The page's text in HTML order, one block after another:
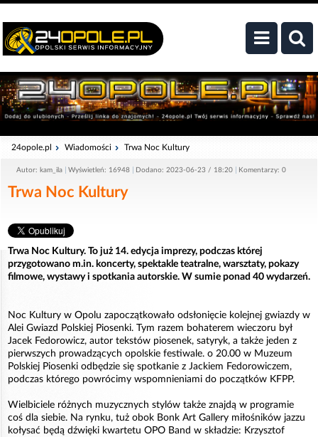
24opole.pl Wiadomości Trwa Noc Kultury
Autor: kam_ila Wyświetleń: 16948 Dodano: 2023-06-23 / 18:20 Komentarzy: 0
Trwa Noc Kultury
Trwa Noc Kultury. To już 14. edycja imprezy, podczas której
przygotowano m.in. koncerty, spektakle teatralne, warsztaty, pokazy
filmowe, wystawy i spotkania autorskie. W sumie ponad 40 wydarzeń.
Noc Kultury w Opolu zapoczątkowało odsłonięcie kolejnej gwiazdy w
Alei Gwiazd Polskiej Piosenki. Tym razem bohaterem wieczoru był
Jacek Fedorowicz, autor tekstów piosenek, satyryk, a także jeden z
pierwszych prowadzących opolskie festiwale. o 20.00 w Muzeum
Polskiej Piosenki odbędzie się spotkanie z Jackiem Fedorowiczem,
podczas którego powrócimy wspomnieniami do początków KFPP.
Wielbiciele różnych muzycznych stylów także znajdą w programie
coś dla siebie. Na rynku, tuż obok Bonk Art Gallery miłośników jazzu
kołysać będą dźwięki kwartetu OPO Band w składzie: Krzysztof